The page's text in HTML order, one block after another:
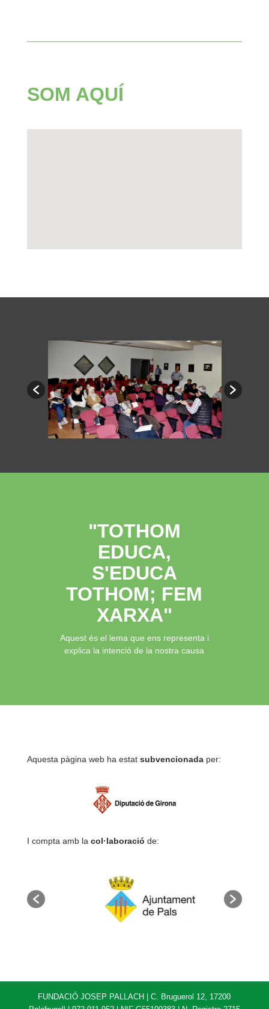
SOM AQUÍ
"TOTHOM
EDUCA,
S'EDUCA
TOTHOM; FEM
XARXA"
Aquest és el lema que ens representa i
explica la intenció de la nostra causa
Aquesta pàgina web ha estat subvencionadaper:
I compta amb la col·laboració de:
FUNDACIÓ JOSEP PALLACH | C. Bruguerol 12, 17200